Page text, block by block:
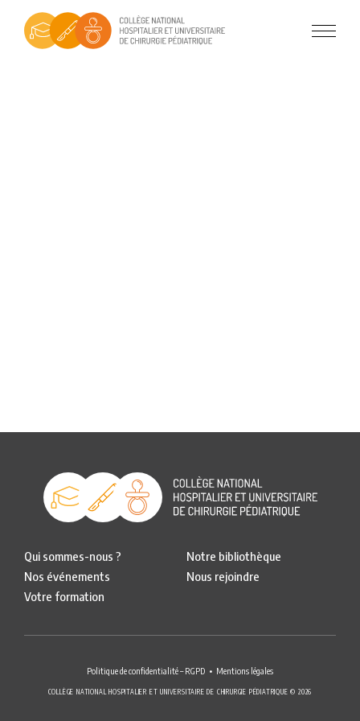
Qui sommes-nous ?
Nos événements
Votre formation
Notre bibliothèque
Nous rejoindre
Politique de confidentialité – RGPD Mentions légales
COLLÈGE NATIONAL HOSPITALIER ET UNIVERSITAIRE DE CHIRURGIE PÉDIATRIQUE © 2026